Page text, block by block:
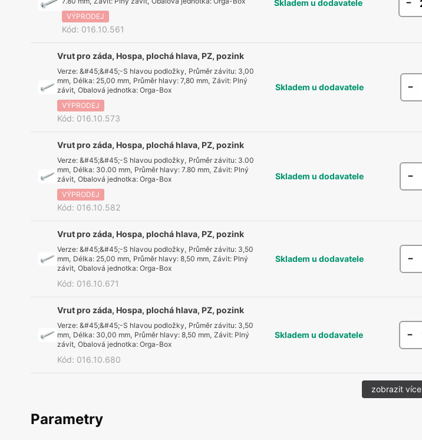
VÝPRODEJ
Kód: 016.10.561
Skladem u dodavatele
Vrut pro záda, Hospa, plochá hlava, PZ, pozink
Verze:&#45;&#45;-S hlavou podložky, Průměr závitu: 3,00
mm, Délka: 25,00 mm, Průměr hlavy:7,80 mm, Závit: Plný
závit, Obalová jednotka:Orga-Box
VÝPRODEJ
Kód: 016.10.573
Skladem u dodavatele -
Vrut pro záda, Hospa, plochá hlava, PZ, pozink
Verze:&#45;&#45;-S hlavou podložky, Průměr závitu: 3.00
mm, Délka: 30.00 mm, Průměr hlavy:7.80 mm, Závit: Plný
závit, Obalová jednotka:Orga-Box
VÝPRODEJ
Kód: 016.10.582
Skladem u dodavatele -
Vrut pro záda, Hospa, plochá hlava, PZ, pozink
Verze:&#45;&#45;-S hlavou podložky, Průměr závitu: 3,50
mm, Délka: 25,00 mm, Průměr hlavy:8,50 mm, Závit: Plný
závit, Obalová jednotka:Orga-Box
Kód: 016.10.671
Skladem u dodavatele -
Vrut pro záda, Hospa, plochá hlava, PZ, pozink
Verze:&#45;&#45;-S hlavou podložky, Průměr závitu: 3,50
mm, Délka: 30,00 mm, Průměr hlavy:8,50 mm, Závit: Plný
závit, Obalová jednotka:Orga-Box
Kód: 016.10.680
Skladem u dodavatele -
zobrazit více
Parametry